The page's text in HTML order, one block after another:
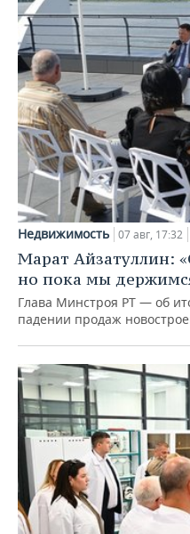
Недвижимость 07 авг, 17:32
Марат Айзатуллин:
но пока мы
Глава Минстроя РТ — об
падении продаж